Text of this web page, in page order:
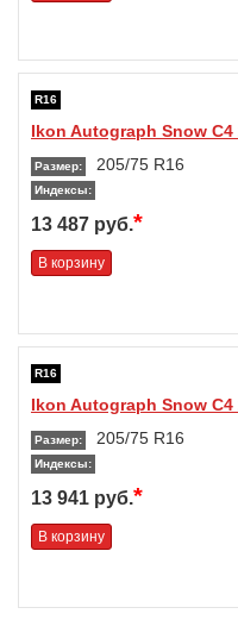
R16
Ikon Autograph Snow C4
Размер: 205/75 R16
Индексы:
13 487 руб.*
В корзину
R16
Ikon Autograph Snow C4
Размер: 205/75 R16
Индексы:
13 941 руб.*
В корзину